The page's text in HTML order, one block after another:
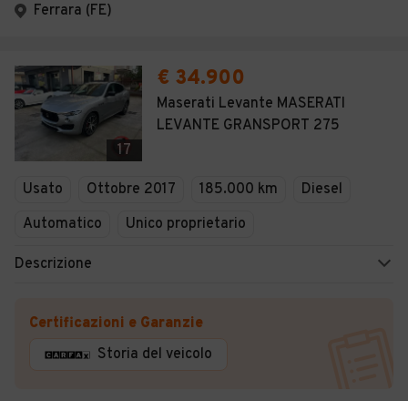
Ferrara (FE)
17
€ 34.900
Maserati Levante MASERATI
LEVANTE GRANSPORT 275
Usato Ottobre 2017 185.000 km
Diesel
Automatico
Unico proprietario
Descrizione
Certificazioni e Garanzie
Storia del veicolo